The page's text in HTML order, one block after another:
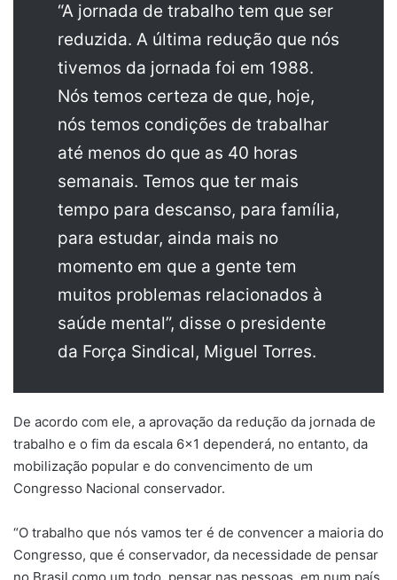
“A jornada de trabalho tem que ser
reduzida. A última redução que nós
tivemos da jornada foi em 1988.
Nós temos certeza de que, hoje,
nós temos condições de trabalhar
até menos do que as 40 horas
semanais. Temos que ter mais
tempo para descanso, para família,
para estudar, ainda mais no
momento em que a gente tem
muitos problemas relacionados à
saúde mental”, disse o presidente
da Força Sindical, Miguel Torres.
De acordo com ele, a aprovação da redução da jornada de
trabalho e o fim da escala 6×1 dependerá, no entanto, da
mobilização popular e do convencimento de um
Congresso Nacional conservador.
“O trabalho que nós vamos ter é de convencer a maioria do
Congresso, que é conservador, da necessidade de pensar